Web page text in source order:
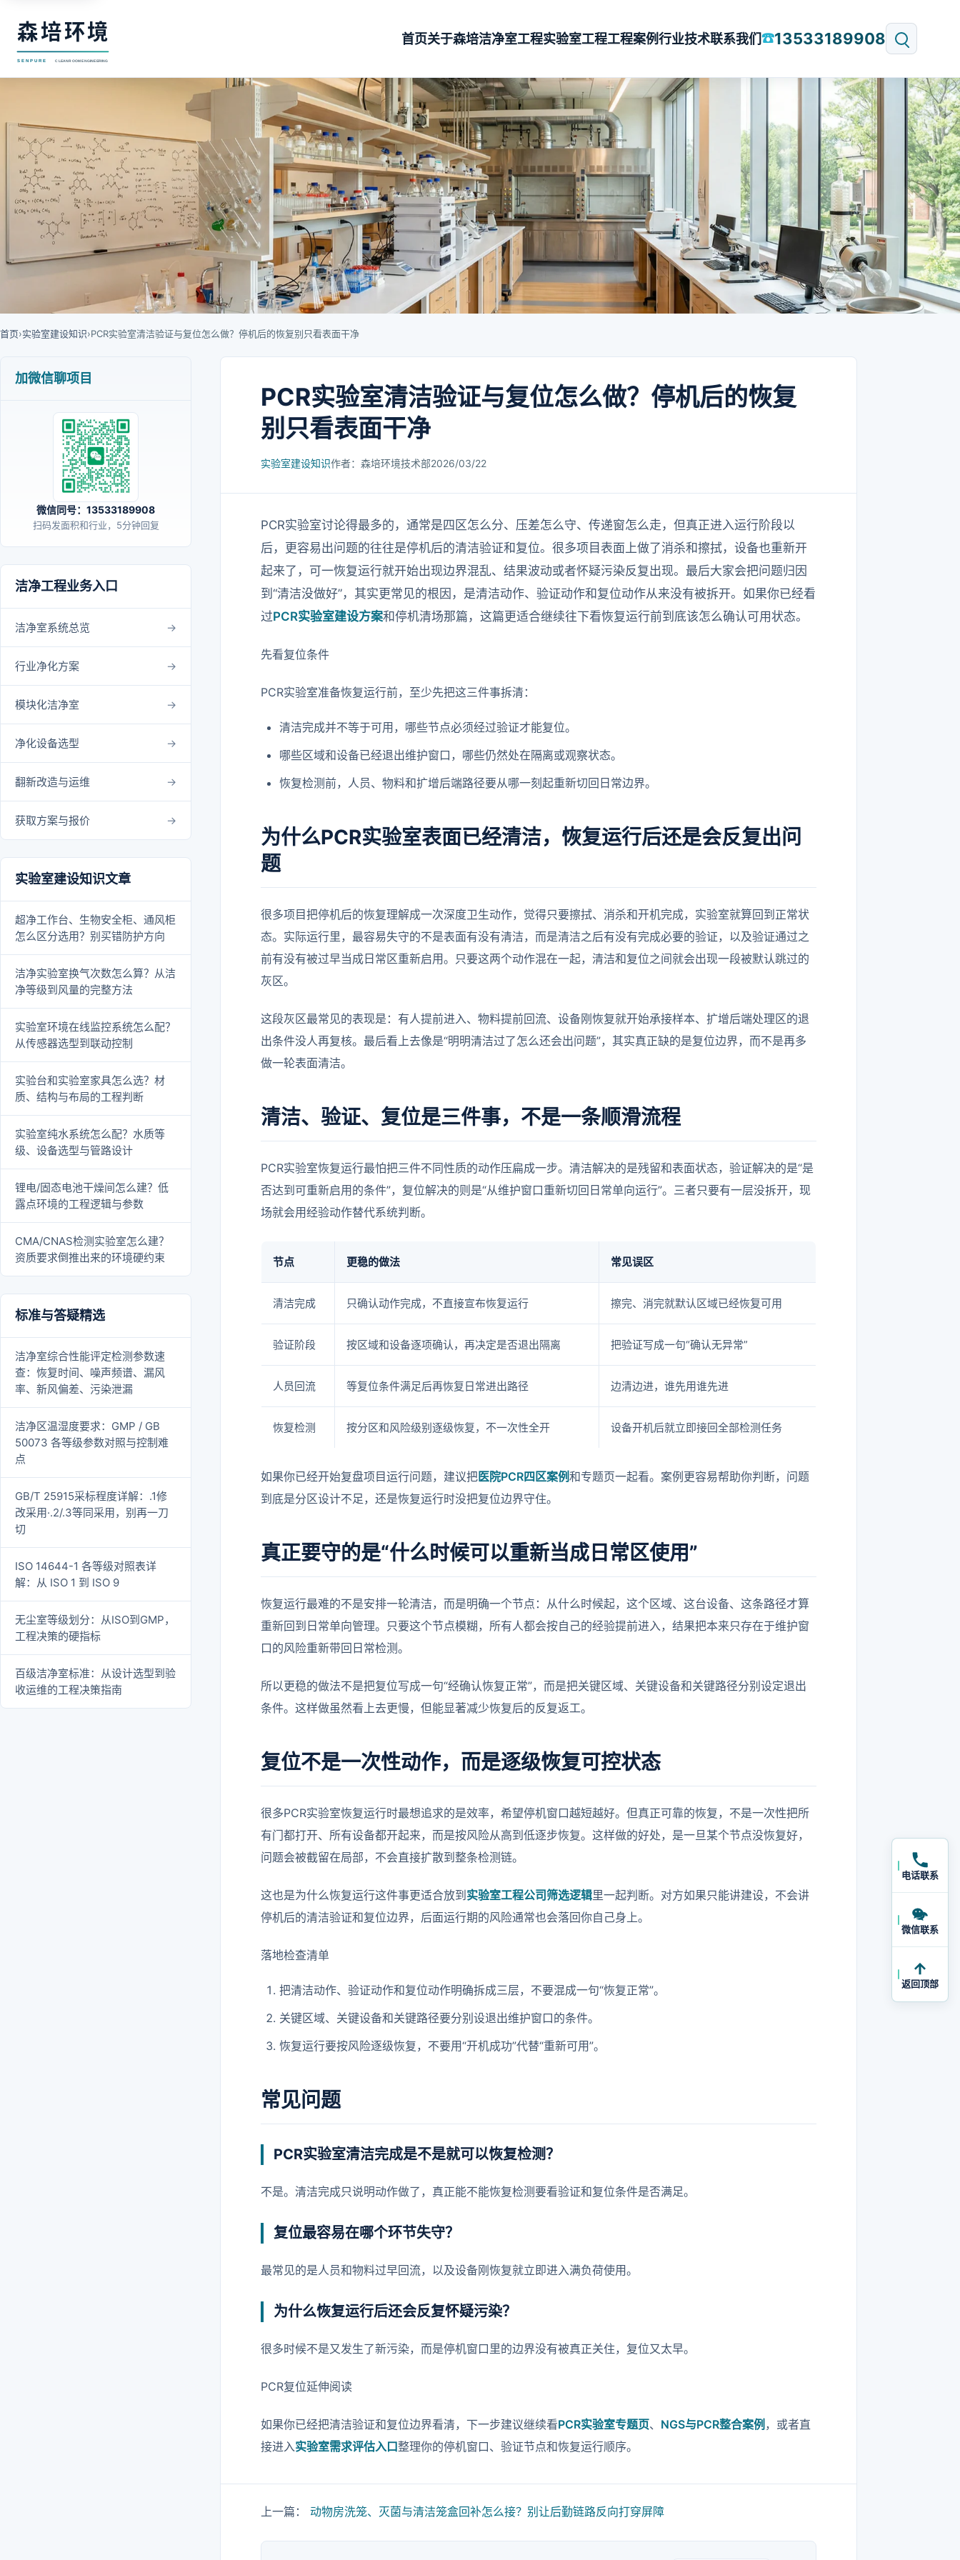
首页关于森培洁净室工程实验室工程工程案例行业技术联系我们☎13533189908
首页›实验室建设知识›PCR实验室清洁验证与复位怎么做？停机后的恢复别只看表面干净
加微信聊项目
微信同号：13533189908
扫码发面积和行业，5分钟回复
洁净工程业务入口
洁净室系统总览
行业净化方案
模块化洁净室
净化设备选型
翻新改造与运维
获取方案与报价
实验室建设知识文章
超净工作台、生物安全柜、通风柜
怎么区分选用？别买错防护方向
洁净实验室换气次数怎么算？从洁
净等级到风量的完整方法
实验室环境在线监控系统怎么配？
从传感器选型到联动控制
实验台和实验室家具怎么选？材
质、结构与布局的工程判断
实验室纯水系统怎么配？水质等
级、设备选型与管路设计
锂电/固态电池干燥间怎么建？低
露点环境的工程逻辑与参数
CMA/CNAS检测实验室怎么建？
资质要求倒推出来的环境硬约束
标准与答疑精选
洁净室综合性能评定检测参数速
查：恢复时间、噪声频谱、漏风
率、新风偏差、污染泄漏
洁净区温湿度要求：GMP / GB
50073 各等级参数对照与控制难
点
GB/T 25915采标程度详解：.1修
改采用·.2/.3等同采用，别再一刀
切
ISO 14644-1 各等级对照表详
解：从 ISO 1 到 ISO 9
无尘室等级划分：从ISO到GMP，
工程决策的硬指标
百级洁净室标准：从设计选型到验
收运维的工程决策指南
PCR实验室清洁验证与复位怎么做？停机后的恢复
别只看表面干净
实验室建设知识作者：森培环境技术部2026/03/22
PCR实验室讨论得最多的，通常是四区怎么分、压差怎么守、传递窗怎么走，但真正进入运行阶段以
后，更容易出问题的往往是停机后的清洁验证和复位。很多项目表面上做了消杀和擦拭，设备也重新开
起来了，可一恢复运行就开始出现边界混乱、结果波动或者怀疑污染反复出现。最后大家会把问题归因
到“清洁没做好”，其实更常见的根因，是清洁动作、验证动作和复位动作从来没有被拆开。如果你已经看
过PCR实验室建设方案和停机清场那篇，这篇更适合继续往下看恢复运行前到底该怎么确认可用状态。
先看复位条件
PCR实验室准备恢复运行前，至少先把这三件事拆清：
清洁完成并不等于可用，哪些节点必须经过验证才能复位。
哪些区域和设备已经退出维护窗口，哪些仍然处在隔离或观察状态。
恢复检测前，人员、物料和扩增后端路径要从哪一刻起重新切回日常边界。
为什么PCR实验室表面已经清洁，恢复运行后还是会反复出问
题
很多项目把停机后的恢复理解成一次深度卫生动作，觉得只要擦拭、消杀和开机完成，实验室就算回到正常状
态。实际运行里，最容易失守的不是表面有没有清洁，而是清洁之后有没有完成必要的验证，以及验证通过之
前有没有被过早当成日常区重新启用。只要这两个动作混在一起，清洁和复位之间就会出现一段被默认跳过的
灰区。
这段灰区最常见的表现是：有人提前进入、物料提前回流、设备刚恢复就开始承接样本、扩增后端处理区的退
出条件没人再复核。最后看上去像是“明明清洁过了怎么还会出问题”，其实真正缺的是复位边界，而不是再多
做一轮表面清洁。
清洁、验证、复位是三件事，不是一条顺滑流程
PCR实验室恢复运行最怕把三件不同性质的动作压扁成一步。清洁解决的是残留和表面状态，验证解决的是“是
否达到可重新启用的条件”，复位解决的则是“从维护窗口重新切回日常单向运行”。三者只要有一层没拆开，现
场就会用经验动作替代系统判断。
节点 更稳的做法 常见误区
清洁完成 只确认动作完成，不直接宣布恢复运行 擦完、消完就默认区域已经恢复可用
验证阶段 按区域和设备逐项确认，再决定是否退出隔离 把验证写成一句“确认无异常”
人员回流 等复位条件满足后再恢复日常进出路径 边清边进，谁先用谁先进
恢复检测 按分区和风险级别逐级恢复，不一次性全开 设备开机后就立即接回全部检测任务
如果你已经开始复盘项目运行问题，建议把医院PCR四区案例和专题页一起看。案例更容易帮助你判断，问题
到底是分区设计不足，还是恢复运行时没把复位边界守住。
真正要守的是“什么时候可以重新当成日常区使用”
恢复运行最难的不是安排一轮清洁，而是明确一个节点：从什么时候起，这个区域、这台设备、这条路径才算
重新回到日常单向管理。只要这个节点模糊，所有人都会按自己的经验提前进入，结果把本来只存在于维护窗
口的风险重新带回日常检测。
所以更稳的做法不是把复位写成一句“经确认恢复正常”，而是把关键区域、关键设备和关键路径分别设定退出
条件。这样做虽然看上去更慢，但能显著减少恢复后的反复返工。
复位不是一次性动作，而是逐级恢复可控状态
很多PCR实验室恢复运行时最想追求的是效率，希望停机窗口越短越好。但真正可靠的恢复，不是一次性把所
有门都打开、所有设备都开起来，而是按风险从高到低逐步恢复。这样做的好处，是一旦某个节点没恢复好，
问题会被截留在局部，不会直接扩散到整条检测链。
这也是为什么恢复运行这件事更适合放到 实验室工程公司筛选逻辑里一起判断。对方如果只能讲建设，不会讲
停机后的清洁验证和复位边界，后面运行期的风险通常也会落回你自己身上。
落地检查清单
把清洁动作、验证动作和复位动作明确拆成三层，不要混成一句“恢复正常”。
关键区域、关键设备和关键路径要分别设退出维护窗口的条件。
恢复运行要按风险逐级恢复，不要用“开机成功”代替“重新可用”。
常见问题
PCR实验室清洁完成是不是就可以恢复检测？
不是。清洁完成只说明动作做了，真正能不能恢复检测要看验证和复位条件是否满足。
复位最容易在哪个环节失守？
最常见的是人员和物料过早回流，以及设备刚恢复就立即进入满负荷使用。
为什么恢复运行后还会反复怀疑污染？
很多时候不是又发生了新污染，而是停机窗口里的边界没有被真正关住，复位又太早。
PCR复位延伸阅读
如果你已经把清洁验证和复位边界看清，下一步建议继续看PCR实验室专题页、 NGS与PCR整合案例 ，或者直
接进入实验室需求评估入口整理你的停机窗口、验证节点和恢复运行顺序。
上一篇： 动物房洗笼、灭菌与清洁笼盒回补怎么接？别让后勤链路反向打穿屏障
电话联系
微信联系
返回顶部